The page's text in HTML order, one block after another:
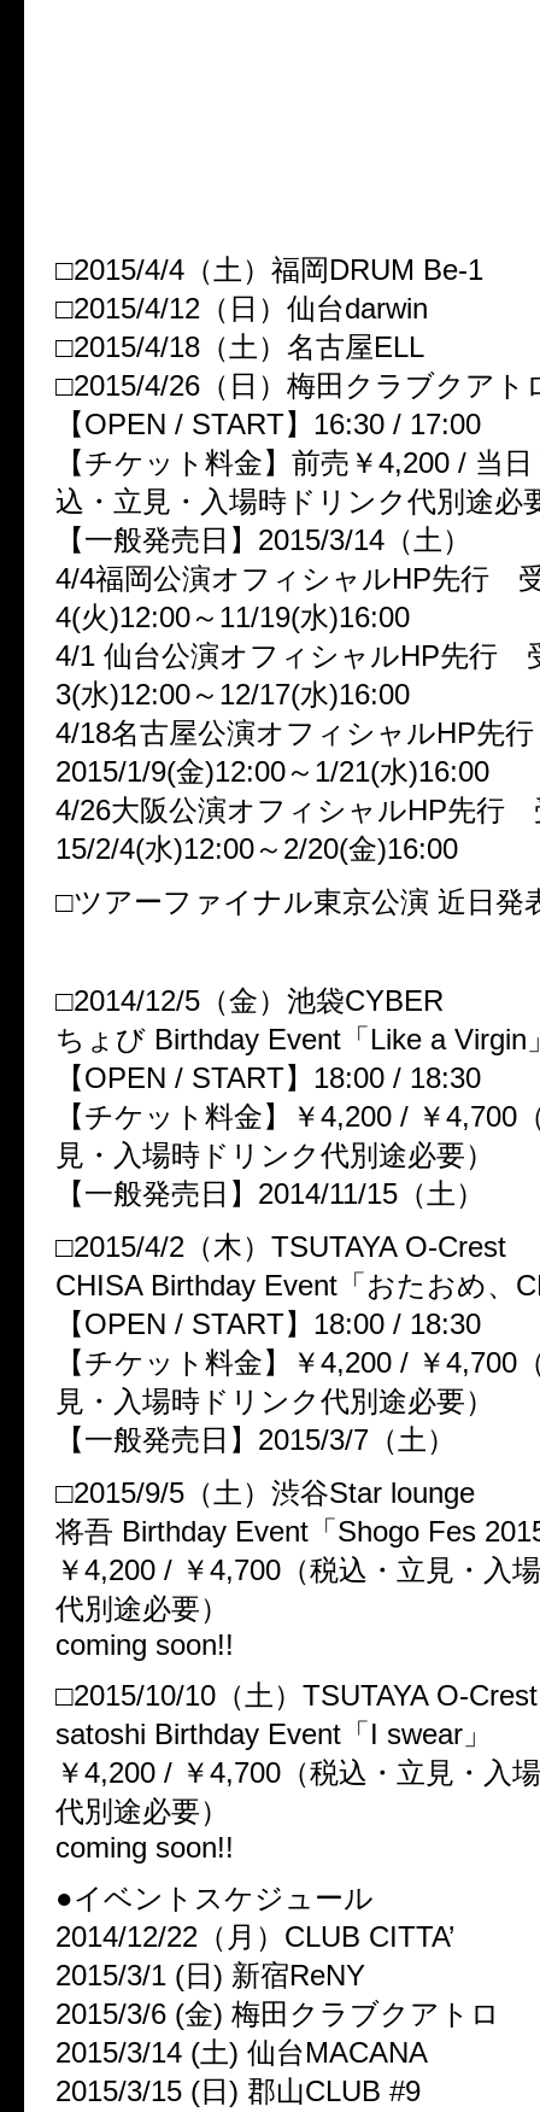
□2015/4/4（土）福岡DRUM Be-1
□2015/4/12（日）仙台darwin
□2015/4/18（土）名古屋ELL
□2015/4/26（日）梅田クラブクアト
【OPEN / START】16:30 / 17:00
【チケット料金】前売￥4,200 / 当
込・立見・入場時ドリンク代別途必
【一般発売日】2015/3/14（土）
4/4福岡公演オフィシャルHP先行
4(火)12:00～11/19(水)16:00
4/1 仙台公演オフィシャルHP先行
3(水)12:00～12/17(水)16:00
4/18名古屋公演オフィシャルHP先
2015/1/9(金)12:00～1/21(水)16:00
4/26大阪公演オフィシャルHP先行
15/2/4(水)12:00～2/20(金)16:00
□ツアーファイナル東京公演 近日発
□2014/12/5（金）池袋CYBER
ちょび Birthday Event「Like a Virgin
【OPEN / START】18:00 / 18:30
【チケット料金】￥4,200 / ￥4,700
見・入場時ドリンク代別途必要）
【一般発売日】2014/11/15（土）
□2015/4/2（木）TSUTAYA O-Crest
CHISA Birthday Event「おたおめ、
【OPEN / START】18:00 / 18:30
【チケット料金】￥4,200 / ￥4,700
見・入場時ドリンク代別途必要）
【一般発売日】2015/3/7（土）
□2015/9/5（土）渋谷Star lounge
将吾 Birthday Event「Shogo Fes
￥4,200 / ￥4,700（税込・立見・入
代別途必要）
coming soon!!
□2015/10/10（土）TSUTAYA O-Crest
satoshi Birthday Event「I swear」
￥4,200 / ￥4,700（税込・立見・入
代別途必要）
coming soon!!
●イベントスケジュール
2014/12/22（月）CLUB CITTA’
2015/3/1 (日) 新宿ReNY
2015/3/6 (金) 梅田クラブクアトロ
2015/3/14 (土) 仙台MACANA
2015/3/15 (日) 郡山CLUB #9